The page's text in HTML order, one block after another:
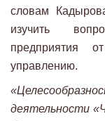
словам
изучить
предприятия
управлению.
деятельности